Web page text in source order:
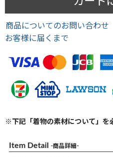
商品についてのお問い合わせ
お客様に届くまで
※下記「着物の素材について」を
Item Detail -商品詳細-